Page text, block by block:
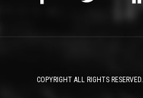
COPYRIGHT ALL RIGHTS RESERVED.